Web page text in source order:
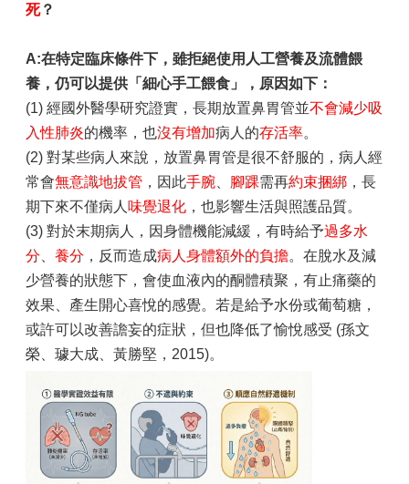
死？
A:在特定臨床條件下，雖拒絕使用人工營養及流體餵
養，仍可以提供「細心手工餵食」，原因如下：
(1) 經國外醫學研究證實，長期放置鼻胃管並不會減少吸
入性肺炎的機率，也沒有增加病人的存活率。
(2) 對某些病人來說，放置鼻胃管是很不舒服的，病人經
常會無意識地拔管 ，因此手腕 腳踝需再約束捆綁 ，長
期下來不僅病人 味覺退化 ，也影響生活與照護品質。
(3) 對於末期病人，因身體機能減緩，有時給予過多水
分
養分 ，反而造成病人身體額外的負擔。在脫水及減
少營養的狀態下，會使血液內的酮體積聚，有止痛藥的
效果、產生開心喜悅的感覺。若是給予水份或葡萄糖，
或許可以改善譫妄的症狀，但也降低了愉悅感受 (孫文
榮、璩大成、黃勝堅，2015)。